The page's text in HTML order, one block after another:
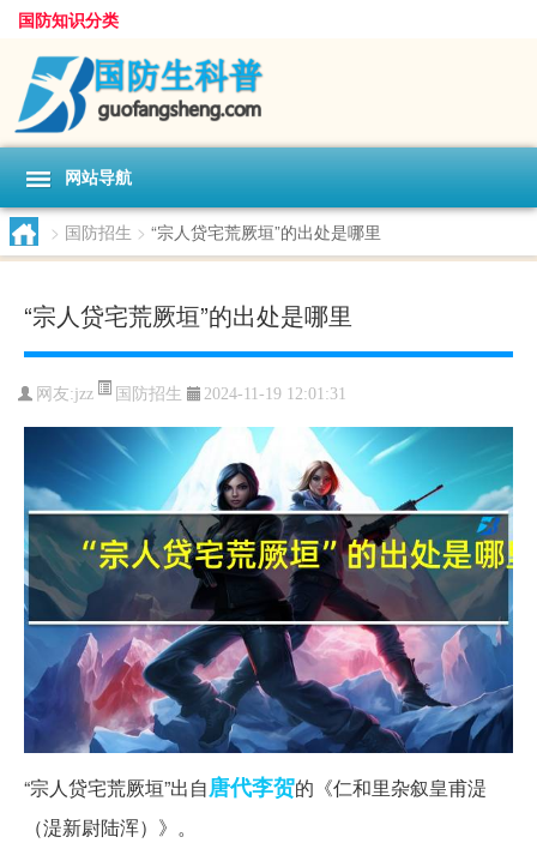
国防知识分类
网站导航
> 国防招生 > “宗人贷宅荒厥垣”的出处是哪里
“宗人贷宅荒厥垣”的出处是哪里
网友:jzz 国防招生 2024-11-19 12:01:31
“宗人贷宅荒厥垣”出自唐代李贺的《仁和里杂叙皇甫湜
（湜新尉陆浑）》。